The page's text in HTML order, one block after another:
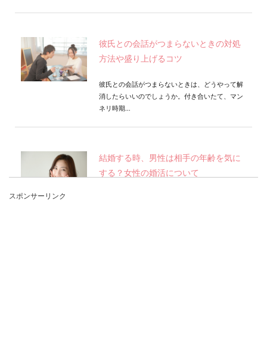
彼氏との会話がつまらないときの対処
方法や盛り上げるコツ
彼氏との会話がつまらないときは、どうやって解
消したらいいのでしょうか。付き合いたて、マン
ネリ時期...
結婚する時、男性は相手の年齢を気に
する？女性の婚活について
スポンサーリンク